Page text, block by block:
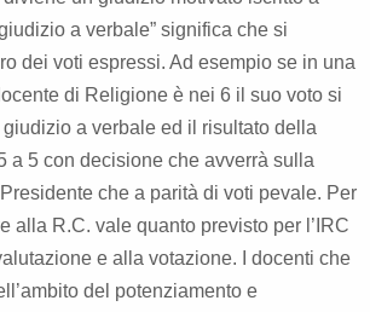
a verbale” significa che si
dei voti espressi. Ad esempio se in una
di Religione è nei 6 il suo voto si
a verbale ed il risultato della
a 5 con decisione che avverrà sulla
che a parità di voti pevale. Per
alla R.C. vale quanto previsto per l’IRC
e alla votazione. I docenti che
del potenziamento e